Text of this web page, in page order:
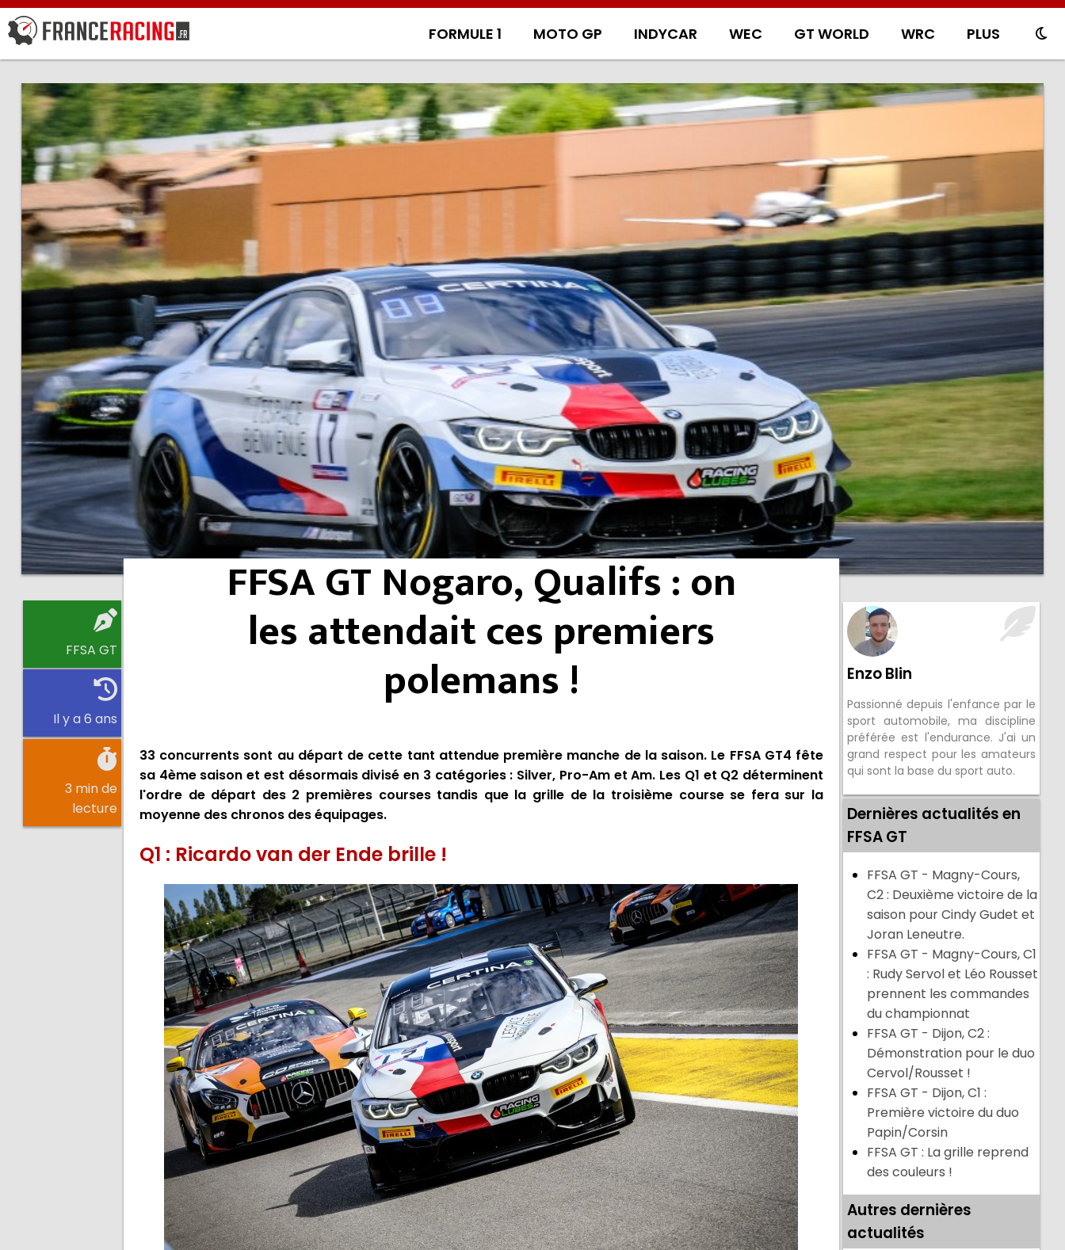
FORMULE 1 MOTO GP INDYCAR WEC GT WORLD WRC PLUS
FFSA GT
Il y a 6 ans
3 min de
lecture
FFSA GT Nogaro, Qualifs : on
les attendait ces premiers
polemans !
33 concurrents sont au départ de cette tant attendue première manche de la saison. Le FFSA GT4 fête
sa 4ème saison et est désormais divisé en 3 catégories : Silver, Pro-Am et Am. Les Q1 et Q2 déterminent
l'ordre de départ des 2 premières courses tandis que la grille de la troisième course se fera sur la
moyenne des chronos des équipages.
Q1 : Ricardo van der Ende brille !
Enzo Blin
Passionné depuis l'enfance par le
sport automobile, ma discipline
préférée est l'endurance. J'ai un
grand respect pour les amateurs
qui sont la base du sport auto.
Dernières actualités en
FFSA GT
FFSA GT - Magny-Cours,
C2 : Deuxième victoire de la
saison pour Cindy Gudet et
Joran Leneutre.
FFSA GT - Magny-Cours, C1
: Rudy Servol et Léo Rousset
prennent les commandes
du championnat
FFSA GT - Dijon, C2 :
Démonstration pour le duo
Cervol/Rousset !
FFSA GT - Dijon, C1 :
Première victoire du duo
Papin/Corsin
FFSA GT : La grille reprend
des couleurs !
Autres dernières
actualités